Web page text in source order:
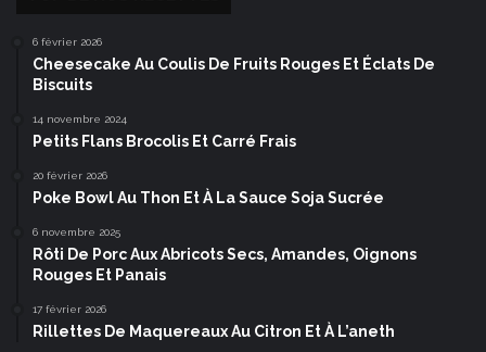
6 février 2026
Cheesecake Au Coulis De Fruits Rouges Et Éclats De
Biscuits
14 novembre 2024
Petits Flans Brocolis Et Carré Frais
20 février 2026
Poke Bowl Au Thon Et À La Sauce Soja Sucrée
6 novembre 2025
Rôti De Porc Aux Abricots Secs, Amandes, Oignons
Rouges Et Panais
17 février 2026
Rillettes De Maquereaux Au Citron Et À L’aneth